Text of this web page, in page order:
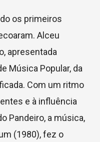
os primeiros
Alceu
apresentada
Música Popular, da
Com um ritmo
e à influência
Pandeiro, a música,
(1980), fez o